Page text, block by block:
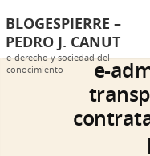
BLOGESPIERRE –
PEDRO J. CANUT
e-derecho y sociedad del
conocimiento
e-